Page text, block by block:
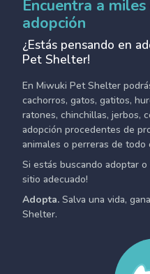
Encuentra a
adopción
¿Estás pensando en
Pet Shelter!
En Miwuki Pet Shelter
cachorros, gatos, gatitos,
ratones, chinchillas, jerbos,
adopción procedentes de
animales o perreras de todo
Si estás buscando adoptar
sitio adecuado!
Adopta. Salva una vida,
Shelter.